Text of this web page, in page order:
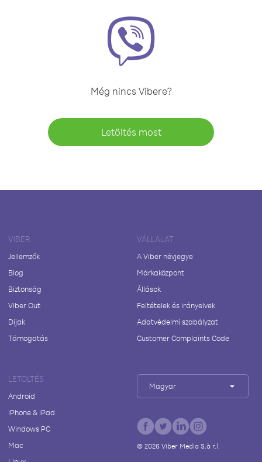
Még nincs Vibere?
Letöltés most
VIBER
Jellemzők
Blog
Biztonság
Viber Out
Díjak
Támogatás
VÁLLALAT
A Viber névjegye
Márkaközpont
Állások
Feltételek és irányelvek
Adatvédelmi szabályzat
Customer Complaints Code
LETÖLTÉS
Android
iPhone & iPad
Windows PC
Mac
Magyar
© 2026Viber Media S.à r.l.